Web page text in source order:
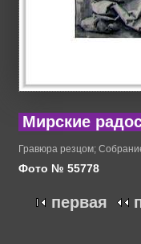
Мирские
Гравюра резцом;
Фото № 55778
первая